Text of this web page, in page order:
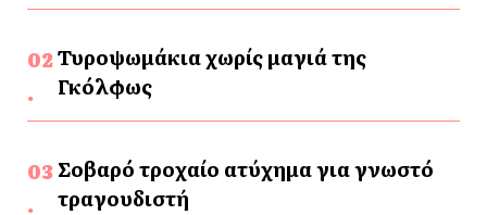
Τυροψωμάκια χωρίς μαγιά της
Γκόλφως
Σοβαρό τροχαίο ατύχημα για γνωστό
τραγουδιστή